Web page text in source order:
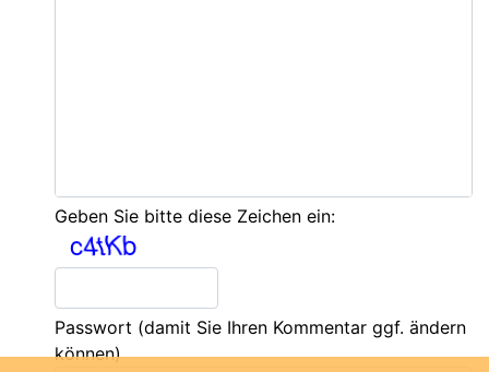
Geben Sie bitte diese Zeichen ein:
Passwort (damit Sie Ihren Kommentar ggf. ändern
können)